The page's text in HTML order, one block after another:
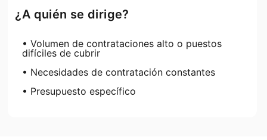
¿A quién se dirige?
• Volumen de contrataciones alto o puestos
difíciles de cubrir
• Necesidades de contratación constantes
• Presupuesto específico